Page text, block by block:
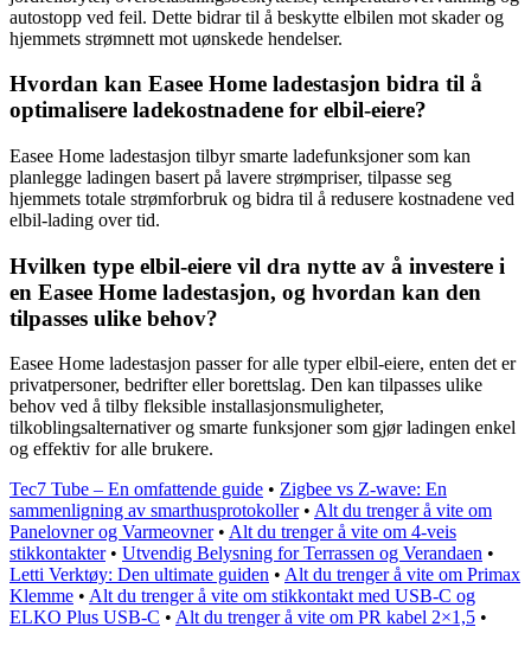
autostopp ved feil. Dette bidrar til å beskytte elbilen mot skader og
hjemmets strømnett mot uønskede hendelser.
Hvordan kan Easee Home ladestasjon bidra til å
optimalisere ladekostnadene for elbil-eiere?
Easee Home ladestasjon tilbyr smarte ladefunksjoner som kan
planlegge ladingen basert på lavere strømpriser, tilpasse seg
hjemmets totale strømforbruk og bidra til å redusere kostnadene ved
elbil-lading over tid.
Hvilken type elbil-eiere vil dra nytte av å investere i
en Easee Home ladestasjon, og hvordan kan den
tilpasses ulike behov?
Easee Home ladestasjon passer for alle typer elbil-eiere, enten det er
privatpersoner, bedrifter eller borettslag. Den kan tilpasses ulike
behov ved å tilby fleksible installasjonsmuligheter,
tilkoblingsalternativer og smarte funksjoner som gjør ladingen enkel
og effektiv for alle brukere.
Tec7 Tube – En omfattende guide • Zigbee vs Z-wave: En
sammenligning av smarthusprotokoller• Alt du trenger å vite om
Panelovner og Varmeovner• Alt du trenger å vite om 4-veis
stikkontakter• Utvendig Belysning for Terrassen og Verandaen •
Letti Verktøy: Den ultimate guiden • Alt du trenger å vite om Primax
Klemme • Alt du trenger å vite om stikkontakt med USB-C og
ELKO Plus USB-C • Alt du trenger å vite om PR kabel 2×1,5 •